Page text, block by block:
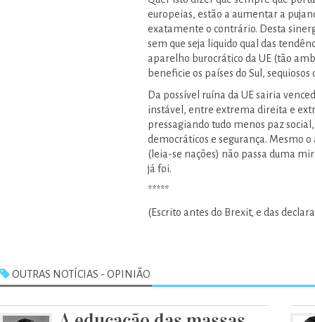
europeias, estão a aumentar a
exatamente o contrário. Desta
sem que seja liquido qual das
aparelho burocrático da UE (tão
beneficie os países do Sul, sequiosos
Da possível ruína da UE sairia
instável, entre extrema direita e
pressagiando tudo menos paz
democráticos e segurança. Mesmo
(leia-se nações) não passa duma
já foi.
*****
(Escrito antes do Brexit, e das
OUTRAS NOTÍCIAS - OPINIÃO